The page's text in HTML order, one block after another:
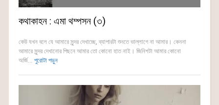
কথাকাহন : এমা থম্পসন (৩)
কেউ যখন বলে যে আমারে সুন্দর দেখাচ্ছে, ব্যাপারটা শুনতে ভাল্লাগে না আমার। কেননা
আমারে সুন্দর দেখানোর পিছনে আমার তো কোনো হাত নাই। জিনিশটা আমার কোনো
অর্জি... পুরোটা পড়ুন